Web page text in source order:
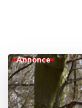
Annonce